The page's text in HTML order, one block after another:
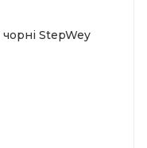
чорні StepWey